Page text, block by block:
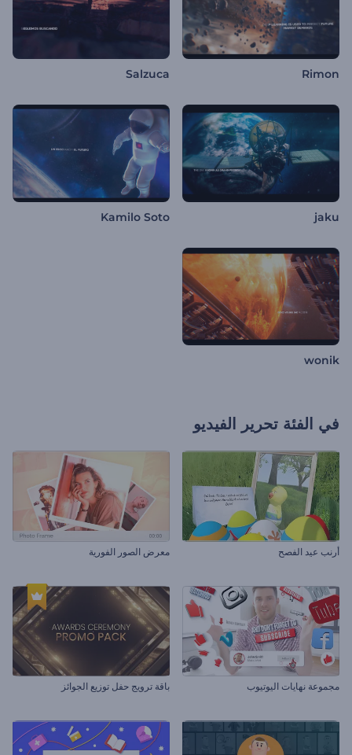
Rimon
Salzuca
jaku
Kamilo Soto
wonik
في الفئة تحرير الفيديو
أرنب عيد الفصح معرض الصور الفورية
مجموعة نهايات اليوتيوب باقة ترويج حفل توزيع الجوائز